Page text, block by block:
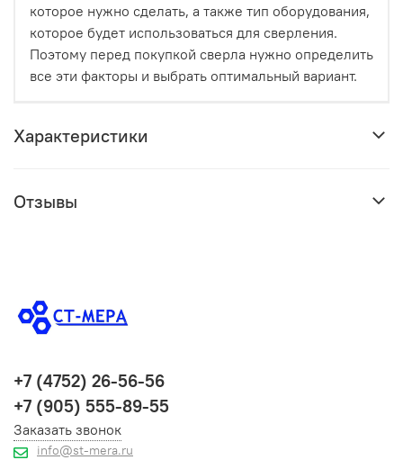
которое нужно сделать, а также тип оборудования,
которое будет использоваться для сверления.
Поэтому перед покупкой сверла нужно определить
все эти факторы и выбрать оптимальный вариант.
Характеристики
Отзывы
+7 (4752) 26-56-56
+7 (905) 555-89-55
Заказать звонок
info@st-mera.ru